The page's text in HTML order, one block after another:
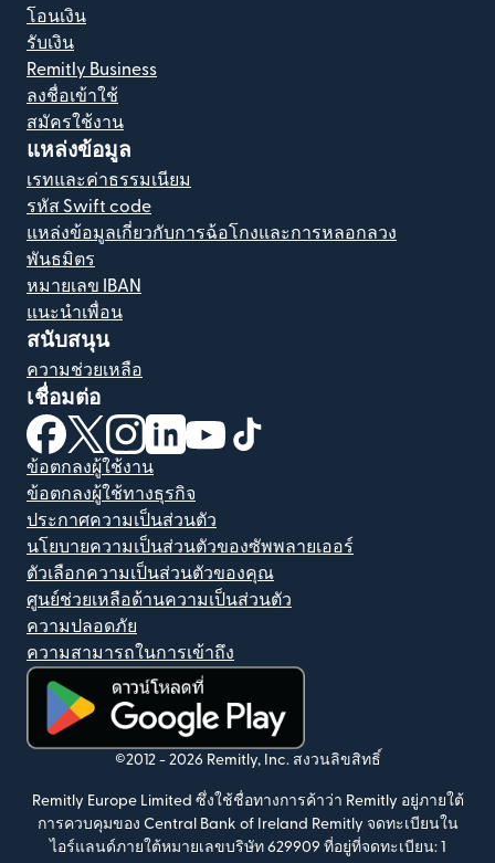
โอนเงิน
รับเงิน
Remitly Business
ลงชื่อเข้าใช้
สมัครใช้งาน
แหล่งข้อมูล
เรทและค่าธรรมเนียม
รหัส Swift code
แหล่งข้อมูลเกี่ยวกับการฉ้อโกงและการหลอกลวง
พันธมิตร
หมายเลข IBAN
แนะนำเพื่อน
สนับสนุน
ความช่วยเหลือ
เชื่อมต่อ
(เปิดในหน้าต่างใหม่)
(เปิดในหน้าต่างใหม่)
(เปิดในหน้าต่างใหม่)
(เปิดในหน้าต่างใหม่)
(เปิดในหน้าต่างใหม่)
ข้อตกลงผู้ใช้งาน
ข้อตกลงผู้ใช้ทางธุรกิจ
ประกาศความเป็นส่วนตัว
นโยบายความเป็นส่วนตัวของซัพพลายเออร์
ตัวเลือกความเป็นส่วนตัวของคุณ
ศูนย์ช่วยเหลือด้านความเป็นส่วนตัว
ความปลอดภัย
ความสามารถในการเข้าถึง
(เปิดในหน้าต่างใหม่)
©2012 - 2026 Remitly, Inc. สงวนลิขสิทธิ์
Remitly Europe Limited ซึ่งใช้ชื่อทางการค้าว่า Remitly อยู่ภายใต้
การควบคุมของ Central Bank of Ireland Remitly จดทะเบียนใน
ไอร์แลนด์ภายใต้หมายเลขบริษัท 629909 ที่อยู่ที่จดทะเบียน: 1